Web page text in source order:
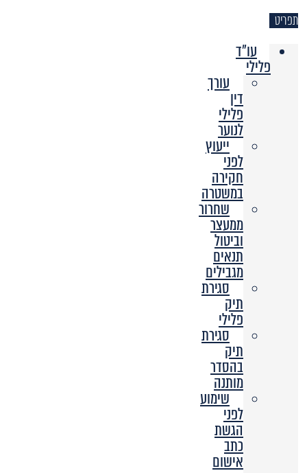
תפריט
עו"ד
פלילי
עורך
דין
פלילי
לנוער
ייעוץ
לפני
חקירה
במשטרה
שחרור
ממעצר
וביטול
תנאים
מגבילים
סגירת
תיק
פלילי
סגירת
תיק
בהסדר
מותנה
שימוע
לפני
הגשת
כתב
אישום